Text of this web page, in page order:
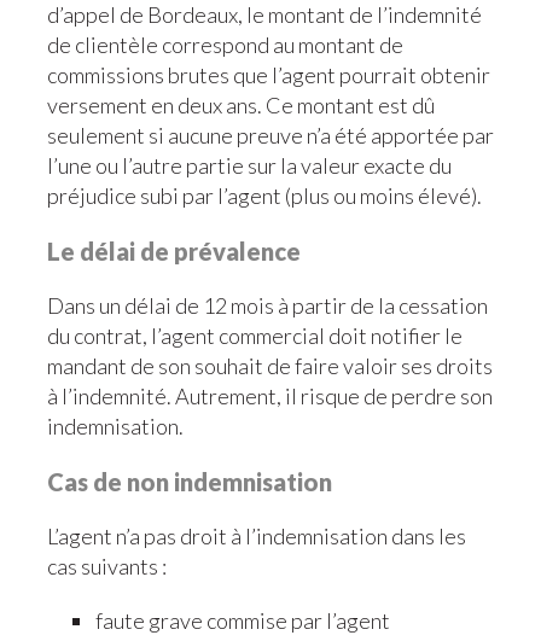
d’appel de Bordeaux, le montant de l’indemnité
de clientèle correspond au montant de
commissions brutes que l’agent pourrait obtenir
versement en deux ans. Ce montant est dû
seulement si aucune preuve n’a été apportée par
l’une ou l’autre partie sur la valeur exacte du
préjudice subi par l’agent (plus ou moins élevé).
Le délai de prévalence
Dans un délai de 12 mois à partir de la cessation
du contrat, l’agent commercial doit notifier le
mandant de son souhait de faire valoir ses droits
à l’indemnité. Autrement, il risque de perdre son
indemnisation.
Cas de non indemnisation
L’agent n’a pas droit à l’indemnisation dans les
cas suivants :
faute grave commise par l’agent